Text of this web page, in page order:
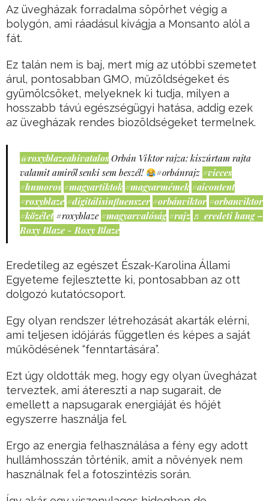
Az üvegházak forradalma söpörhet végig a
bolygón, ami ráadásul kivágja a Monsanto alól a
fát.
Ez talán nem is baj, mert míg az utóbbi szemetet
árul, pontosabban GMO, műzöldségeket és
gyümölcsöket, melyeknek ki tudja, milyen a
hosszabb távú egészségügyi hatása, addig ezek
az üvegházak rendes biozöldségeket termelnek.
@roxyblazeahivatalos Orbán Viktor rajza: kiszúrtam rajta
valamit amiről senki sem beszél!
#orbánrajz #vicces
#humoros #magyartiktok #magyarmémek #aicontent
#roxyblaze #digitálisinfluenszer #orbánviktor #orbanviktor
#közélet #roxyblaze #magyarvalóság #rajz ♬ eredeti hang –
Roxy Blaze - Roxy Blaze
Eredetileg az egészet Észak-Karolina Állami
Egyeteme fejlesztette ki, pontosabban az ott
dolgozó kutatócsoport.
Egy olyan rendszer létrehozását akarták elérni,
ami teljesen időjárás független és képes a saját
működésének “fenntartására”.
Ezt úgy oldották meg, hogy egy olyan üvegházat
terveztek, ami átereszti a nap sugarait, de
emellett a napsugarak energiáját és hőjét
egyszerre használja fel.
Ergo az energia felhasználása a fény egy adott
hullámhosszán történik, amit a növények nem
használnak fel a fotoszintézis során.